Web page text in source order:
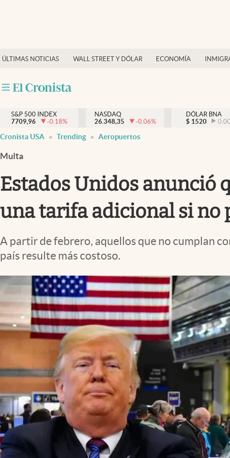
ÚLTIMAS NOTICIAS WALL STREET Y DÓLAR ECONOMÍA
Finanzas y economía
Inmigración
Trending
Streaming
S&P 500 INDEX
7709,96
-0.18%
NASDAQ
26.348,35
-0.06%
DÓLAR BNA
$ 1520 0.00
Cronista USA Trending Aeropuertos
Multa
Estados Unidos anunció
una tarifa adicional si no
A partir de febrero, aquellos que no cumplan
país resulte más costoso.